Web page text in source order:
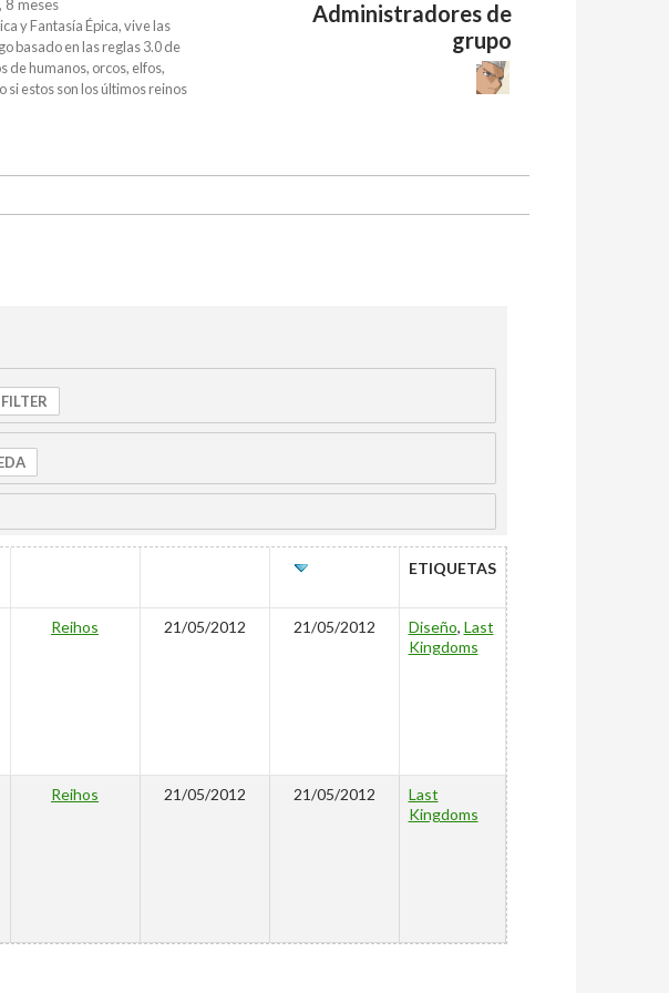
8 meses
y Fantasía Épica, vive las
basado en las reglas 3.0 de
de humanos, orcos, elfos,
si estos son los últimos reinos
Administradores de
grupo
ETIQUETAS
Reihos 21/05/2012 21/05/2012 Diseño, Last
Kingdoms
Reihos 21/05/2012 21/05/2012
Last
Kingdoms